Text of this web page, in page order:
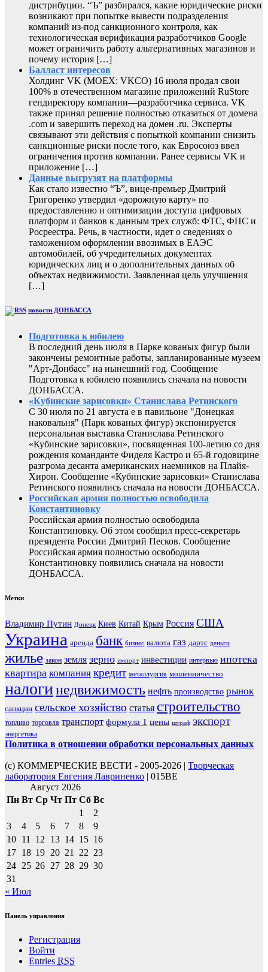
дистрибуции. “Ъ” разбирался, какие юридические риски
возникают при попытке вывести подразделения
компаний из-под санкционного контроля, как
технологическая верификация разработчиков Google
может ограничить работу альтернативных магазинов и
почему история […]
Балласт интересов
Холдинг VK (MOEX: VKCO) 16 июля продал свои
100% в отечественном магазине приложений RuStore
гендиректору компании—разработчика сервиса. VK
также принял решение полностью отказаться от домена
.com и завершить переход на домен .ru. Эксперты
связывают эти действия с попыткой компании снизить
санкционные риски после того, как Евросоюз ввел
ограничения против компании. Ранее сервисы VK и
приложение […]
Данные выгрузят на платформы
Как стало известно “Ъ”, вице-премьер Дмитрий
Григоренко утвердил «дорожную карту» по
предоставлению и оптимизации доступа цифровых
платформ и банков к данным трех служб: ФТС, ФНС и
Росреестра. Речь, в частности, идет о сведениях о
таможенном оформлении ввозимых в ЕАЭС
автомобилей, об учредительных документах
юридических лиц и о дополнительных данных об
объектах недвижимости. Заявленная цель улучшения
[…]
новости ДОНБАССА
Подготовка к юбилею
В последний день июля в Парке кованых фигур были
закончены ремонтные работы, запланированные музеем
"Арт-Донбасс" на нынешний год. Сообщение
Подготовка к юбилею появились сначала на новости
ДОНБАССА.
«Кубинские зарисовки» Станислава Ретинского
С 30 июля по 21 августа е в павильоне "Донецкая
наковальня" (Парк кованых фигур) экспонируется
персональная выставка Станислава Ретинского
«Кубинские зарисовки», посвященная 100-летию со дня
рождения команданте Фиделя Кастро и 65-й годовщине
разгрома десанта американских наемников на Плайя-
Хирон. Сообщение «Кубинские зарисовки» Станислава
Ретинского появились сначала на новости ДОНБАССА.
Российская армия полностью освободила
Константиновку
Российская армия полностью освободила
Константиновку. Об этом сообщил пресс-секретарь
президента России Дмитрий Песков. Сообщение
Российская армия полностью освободила
Константиновку появились сначала на новости
ДОНБАССА.
Метки
Владимир Путин Донецк Киев Китай Крым Россия США
Украина аренда банк бизнес валюта газ дартс деньги
жилье закон земля зерно импорт инвестиции интервью ипотека
квартира компания кредит металлургия мошенничество
налогинедвижимость нефть производство рынок
санкции сельское хозяйство статья строительство
топливо торговля транспорт формула 1 цены штраф экспорт
энергетика
Политика в отношении обработки персональных данных
(с) КОММЕРЧЕСКИЕ ВЕСТИ - 2005-2026 | Творческая
лаборатория Евгения Лавриненко | 015BE
Август 2026
Пн Вт Ср Чт Пт Сб Вс
1
2
3
4 5 6 7 8
9
10 11 12 13 14 15 16
17 18 19 20 21 22 23
24 25 26 27 28 29 30
31
« Июл
Панель управления
Регистрация
Войти
Entries RSS